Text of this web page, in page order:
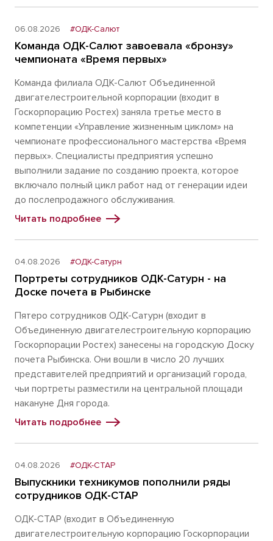
06.08.2026 #ОДК-Салют
Команда ОДК-Салют завоевала «бронзу»
чемпионата «Время первых»
Команда филиала ОДК-Салют Объединенной
двигателестроительной корпорации (входит в
Госкорпорацию Ростех) заняла третье место в
компетенции «Управление жизненным циклом» на
чемпионате профессионального мастерства «Время
первых». Специалисты предприятия успешно
выполнили задание по созданию проекта, которое
включало полный цикл работ над от генерации идеи
до послепродажного обслуживания.
Читать подробнее
04.08.2026 #ОДК-Сатурн
Портреты сотрудников ОДК-Сатурн - на
Доске почета в Рыбинске
Пятеро сотрудников ОДК-Сатурн (входит в
Объединенную двигателестроительную корпорацию
Госкорпорации Ростех) занесены на городскую Доску
почета Рыбинска. Они вошли в число 20 лучших
представителей предприятий и организаций города,
чьи портреты разместили на центральной площади
накануне Дня города.
Читать подробнее
04.08.2026 #ОДК-СТАР
Выпускники техникумов пополнили ряды
сотрудников ОДК-СТАР
ОДК-СТАР (входит в Объединенную
двигателестроительную корпорацию Госкорпорации